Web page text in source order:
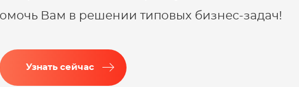
Вам в решении типовых бизнес-задач!
Узнать сейчас